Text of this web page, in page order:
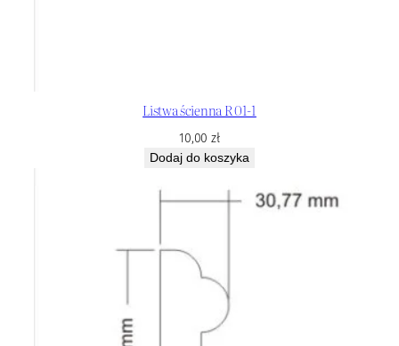
Listwa ścienna R 01-1
10,00zł
Dodaj do koszyka